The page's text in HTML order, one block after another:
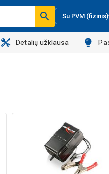
Su PVM (fizinis)
Detalių užklausa